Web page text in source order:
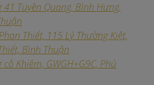
Tuyên Quang, Bình Hưng,
Thiết, 115 Lý Thường Kiệt,
Bình Thuận
Khiêm, GWGH+G9C, Phú